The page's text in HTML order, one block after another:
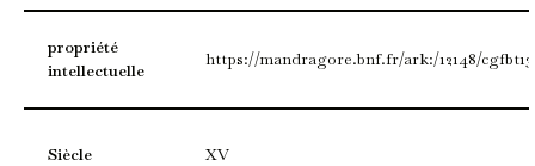
propriété
intellectuelle
https://mandragore.bnf.fr/ark:/12148/
Siècle XV